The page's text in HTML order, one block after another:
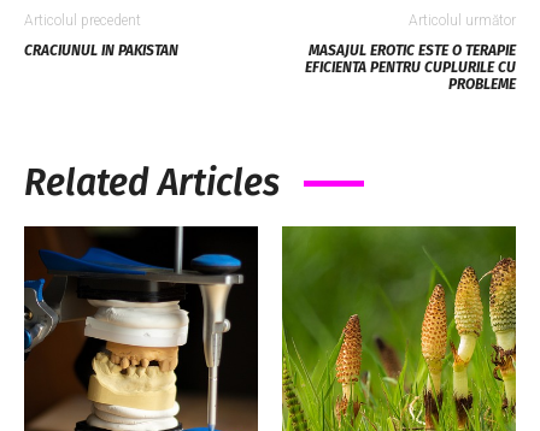
Articolul precedent
CRACIUNUL IN PAKISTAN
Articolul următor
MASAJUL EROTIC ESTE O TERAPIE
EFICIENTA PENTRU CUPLURILE CU
PROBLEME
Related Articles